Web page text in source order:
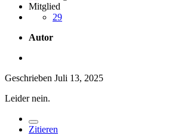
Mitglied
29
Autor
Geschrieben Juli 13, 2025
Leider nein.
Zitieren